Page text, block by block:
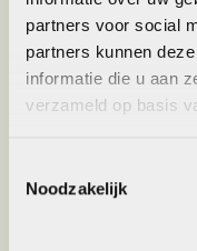
partners voor social
partners kunnen
informatie die u aan
verzameld op basis
Noodzakelijk
Model